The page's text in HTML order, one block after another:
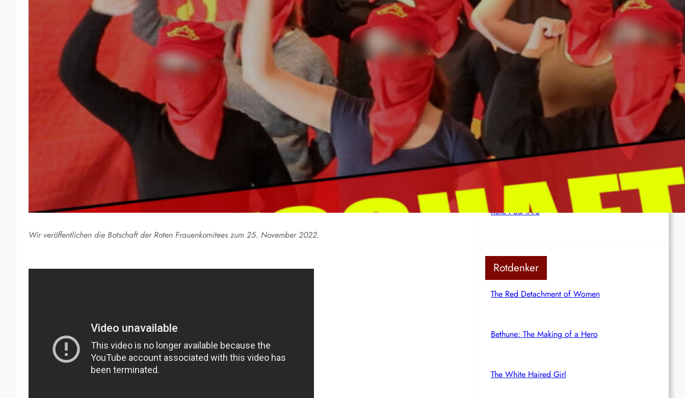
Wir veröffentlichen die Botschaft der Roten Frauenkomitees zum 25. November 2022.
Syrien: Der kurdische Journalist Ahmet Polad
ist seit 200 Tagen in Haft – die Solidarität
wächst
International: Aufruf zu einer
Solidaritätswoche mit anarchistischen
Gefangenen vom 23. bis 30. August 2026
Deutschland: Der Inlandsgeheimdienst ermittelt
Rote Post #96
Rotdenker
The Red Detachment of Women
Bethune: The Making of a Hero
The White Haired Girl